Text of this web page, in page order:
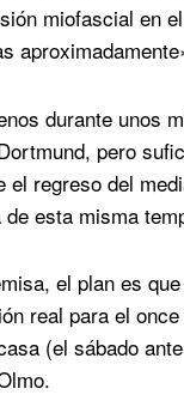
miofascial en
durante unos
pero
el regreso del
esta misma
el plan es
real para el
(el sábado